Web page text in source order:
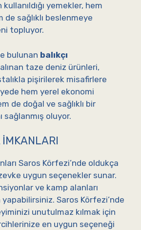
yemekler, hem
sağlıklı beslenmeye
topluyor.
bulunan balıkçı
alınan taze deniz ürünleri,
pişirilerek misafirlere
hem yerel ekonomi
de doğal ve sağlıklı bir
sağlanmış oluyor.
Saros Körfezi’nde oldukça
uygun seçenekler sunar.
ve kamp alanları
Saros Körfezi’nde
unutulmaz kılmak için
en uygun seçeneği